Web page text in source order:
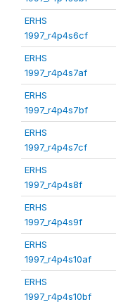
ERHS
1997_r4p4s6cf
ERHS
1997_r4p4s7af
ERHS
1997_r4p4s7bf
ERHS
1997_r4p4s7cf
ERHS
1997_r4p4s8f
ERHS
1997_r4p4s9f
ERHS
1997_r4p4s10af
ERHS
1997_r4p4s10bf